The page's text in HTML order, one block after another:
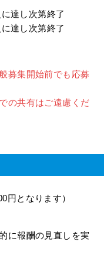
達し次第終了
達し次第終了
募集開始前でも応募
の共有はご遠慮くだ
円となります）
に報酬の見直しを実